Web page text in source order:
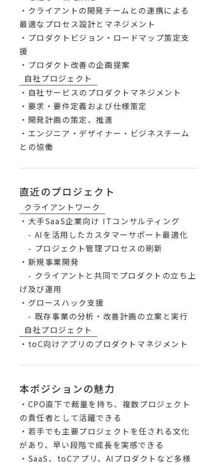
・クライアントの開発チームとの連携による
最適なプロセス設計とマネジメント
・プロダクトビジョン・ロードマップ策定支
援
・プロダクト改善の企画提案
自社プロジェクト
・自社サービスのプロダクトマネジメント
・要求・要件定義および仕様策定
・開発計画の策定、推進
・エンジニア・デザイナー・ビジネスチーム
との協働
直近のプロジェクト
クライアントワーク
・大手SaaS企業向け ITコンサルティング
- AIを活用したカスタマーサポート最適化
- プロジェクト管理プロセスの刷新
・新規事業開発
- クライアントと共同でプロダクトの立ち上
げ及び運用
・グロースハック支援
- 既存事業の分析・改善計画の立案と実行
自社プロジェクト
・toC向けアプリのプロダクトマネジメント
本ポジションの魅力
・CPO直下で裁量を持ち、複数プロジェクト
の責任者として活躍できる
・若手でも主要プロジェクトを任される文化
があり、早い段階で成長を実感できる
・SaaS、toCアプリ、AIプロダクトなど多様